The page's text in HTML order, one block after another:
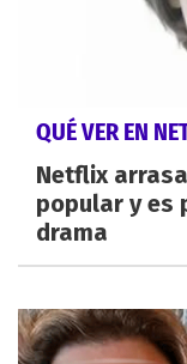
QUÉ VER EN
Netflix
popular y es
drama